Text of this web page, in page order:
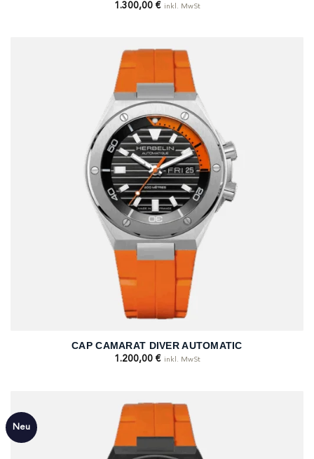
1.300,00 € inkl. MwSt
CAP CAMARAT DIVER AUTOMATIC
1.200,00 € inkl. MwSt
Neu